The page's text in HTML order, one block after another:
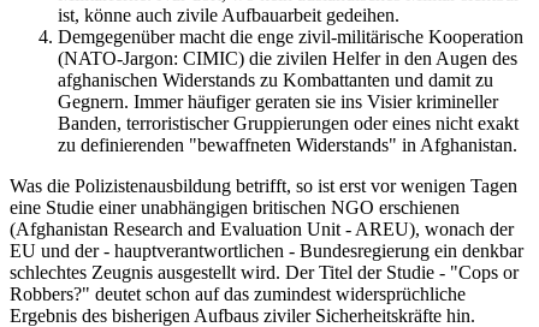
ist, könne auch zivile Aufbauarbeit gedeihen.
Demgegenüber macht die enge zivil-militärische Kooperation
(NATO-Jargon: CIMIC) die zivilen Helfer in den Augen des
afghanischen Widerstands zu Kombattanten und damit zu
Gegnern. Immer häufiger geraten sie ins Visier krimineller
Banden, terroristischer Gruppierungen oder eines nicht exakt
zu definierenden "bewaffneten Widerstands" in Afghanistan.
Was die Polizistenausbildung betrifft, so ist erst vor wenigen Tagen
eine Studie einer unabhängigen britischen NGO erschienen
(Afghanistan Research and Evaluation Unit - AREU), wonach der
EU und der - hauptverantwortlichen - Bundesregierung ein denkbar
schlechtes Zeugnis ausgestellt wird. Der Titel der Studie - "Cops or
Robbers?" deutet schon auf das zumindest widersprüchliche
Ergebnis des bisherigen Aufbaus ziviler Sicherheitskräfte hin.